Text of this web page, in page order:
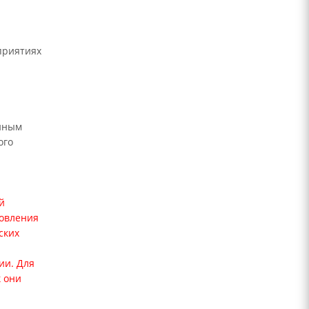
ения
Для
они